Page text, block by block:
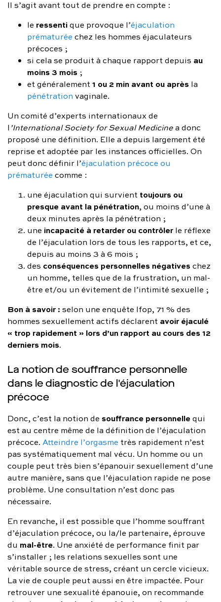
Il s’agit avant tout de prendre en compte :
le ressentique provoque l’éjaculation
prématurée chez les hommes éjaculateurs
précoces ;
si cela se produit à chaque rapport depuis au
moins 3 mois ;
et généralement1 ou 2 min avant ou après la
pénétration vaginale.
Un comité d’experts internationaux de
l’International Society for Sexual Medicinea donc
proposé une définition. Elle a depuis largement été
reprise et adoptée par les instances officielles. On
peut donc définir l’éjaculation précoce ou
prématurée comme :
une éjaculation qui survient toujours ou
presque avant la pénétration, ou moins d’une à
deux minutes après la pénétration ;
une incapacité à retarder ou contrôler le réflexe
de l’éjaculation lors de tous les rapports, et ce,
depuis au moins 3 à 6 mois ;
des conséquences personnelles négativeschez
un homme, telles que de la frustration, un mal-
être et/ou un évitement de l’intimité sexuelle ;
Bon à savoir : selon une enquête Ifop, 71 % des
hommes sexuellement actifs déclarent avoir éjaculé
« trop rapidement » lors d’un rapport au cours des 12
derniers mois.
La notion de souffrance personnelle
dans le diagnostic de l'éjaculation
précoce
Donc, c’est la notion de souffrance personnellequi
est au centre même de la définition de l’éjaculation
précoce. Atteindre l’orgasme très rapidement n’est
pas systématiquement mal vécu. Un homme ou un
couple peut très bien s’épanouir sexuellement d’une
autre manière, sans que l’éjaculation rapide ne pose
problème. Une consultation n’est donc pas
nécessaire.
En revanche, il est possible que l’homme souffrant
d’éjaculation précoce, ou la/le partenaire, éprouve
du mal-être. Une anxiété de performance finit par
s’installer ; les relations sexuelles sont une
véritable source de stress, créant un cercle vicieux.
La vie de couple peut aussi en être impactée. Pour
retrouver une sexualité épanouie, on recommande